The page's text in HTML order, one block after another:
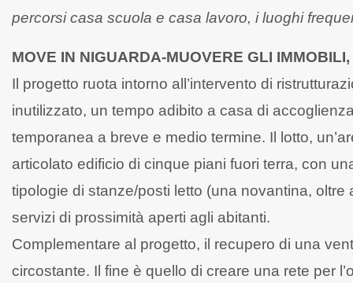
percorsi casa scuola e casa lavoro, i luoghi
MOVE IN NIGUARDA-MUOVERE GLI
Il progetto ruota intorno all’intervento di
inutilizzato, un tempo adibito a casa di
temporanea a breve e medio termine. Il lotto,
articolato edificio di cinque piani fuori terra, con
tipologie di stanze/posti letto (una novantina,
servizi di prossimità aperti agli abitanti.
Complementare al progetto, il recupero di una
circostante. Il fine è quello di creare una rete per